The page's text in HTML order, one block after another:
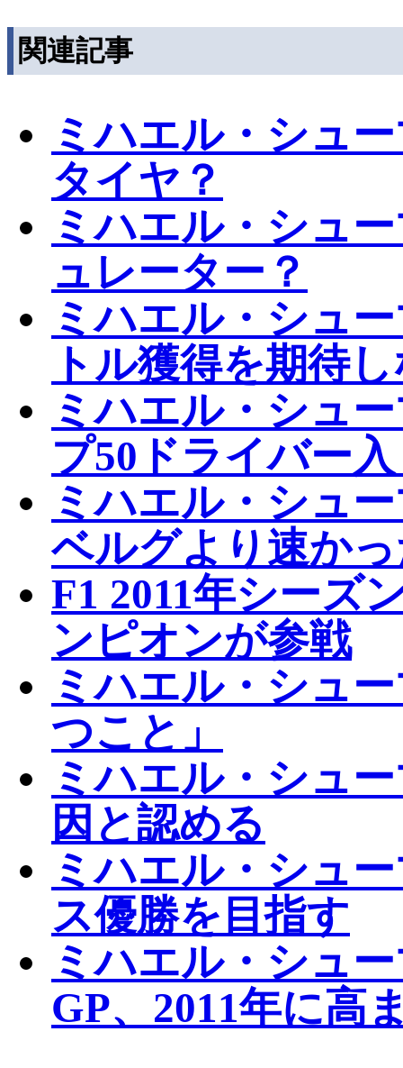
関連記事
ミハエル・シュ
タイヤ？
ミハエル・シュ
ュレーター？
ミハエル・シュ
トル獲得を期待
ミハエル・シュ
プ50ドライバー
ミハエル・シュ
ベルグより速か
F1 2011年シーズ
ンピオンが参戦
ミハエル・シュ
つこと」
ミハエル・シュ
因と認める
ミハエル・シュ
ス優勝を目指す
ミハエル・シュ
GP、2011年に高